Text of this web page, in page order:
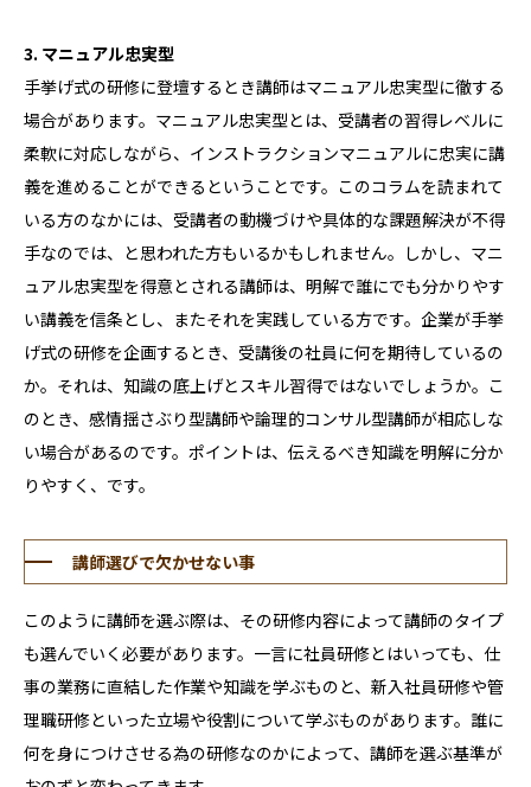
3. マニュアル忠実型
手挙げ式の研修に登壇するとき講師はマニュアル忠実型に徹する
場合があります。マニュアル忠実型とは、受講者の習得レベルに
柔軟に対応しながら、インストラクションマニュアルに忠実に講
義を進めることができるということです。このコラムを読まれて
いる方のなかには、受講者の動機づけや具体的な課題解決が不得
手なのでは、と思われた方もいるかもしれません。しかし、マニ
ュアル忠実型を得意とされる講師は、明解で誰にでも分かりやす
い講義を信条とし、またそれを実践している方です。企業が手挙
げ式の研修を企画するとき、受講後の社員に何を期待しているの
か。それは、知識の底上げとスキル習得ではないでしょうか。こ
のとき、感情揺さぶり型講師や論理的コンサル型講師が相応しな
い場合があるのです。ポイントは、伝えるべき知識を明解に分か
りやすく、です。
講師選びで欠かせない事
このように講師を選ぶ際は、その研修内容によって講師のタイプ
も選んでいく必要があります。一言に社員研修とはいっても、仕
事の業務に直結した作業や知識を学ぶものと、新入社員研修や管
理職研修といった立場や役割について学ぶものがあります。誰に
何を身につけさせる為の研修なのかによって、講師を選ぶ基準が